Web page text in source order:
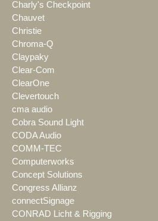
Charly's Checkpoint
Chauvet
Christie
Chroma-Q
Claypaky
Clear-Com
ClearOne
Clevertouch
cma audio
Cobra Sound Light
CODA Audio
COMM-TEC
Computerworks
Concept Solutions
Congress Allianz
connectSignage
CONRAD Licht & Rigging